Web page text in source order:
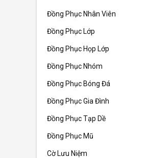
Đồng Phục Nhân Viên
Đồng Phục Lớp
Đồng Phục Họp Lớp
Đồng Phục Nhóm
Đồng Phục Bóng Đá
Đồng Phục Gia Đình
Đồng Phục Tạp Dề
Đồng Phục Mũ
Cờ Lưu Niệm